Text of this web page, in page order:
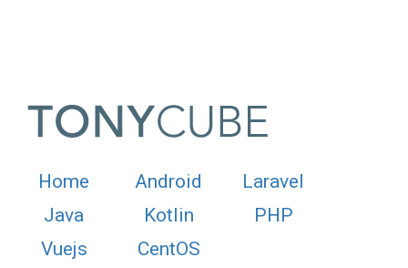
Home Android
Laravel
Java
Kotlin
PHP
Vuejs
CentOS